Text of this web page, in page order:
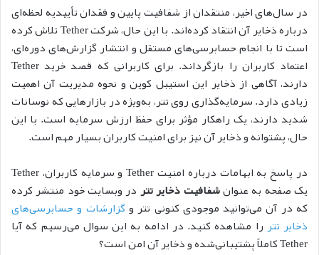
در سال‌های اخیر، منتقدان از شفافیت پایین و فقدان تأییدیه لحظه‌ای
درباره ذخایر آن انتقاد کرده‌اند. با این حال، شرکت Tether تلاش کرده
است تا با انجام حسابرسی‌های مستقل و انتشار گزارش‌های دوره‌ای،
اعتماد کاربران را بازگرداند. برای کاربرانی که قصد خرید Tether
دارند، آگاهی از ذخایر این استیبل کوین و نحوه مدیریت آن اهمیت
زیادی دارد. سرمایه‌گذاری روی تتر، به‌ویژه در بازارهایی که نوسانات
شدید دارند، یک راهکار مؤثر برای حفظ ارزش سرمایه است. با این
حال، پشتوانه و ذخایر آن نیز برای امنیت کاربران بسیار مهم است.
در پاسخ به ابهامات درباره امنیت Tether و سرمایه کاربران، Tether
یک صفحه به عنوانشفافیت ذخایر تتر در وبسایت خود منتشر کرده
که در آن می‌توانید موجودی کنونی تتر و گزارشات و حسابرسی‌های
ذخایر تتر را مشاهده کنید. در ادامه به این سوال می‌رسیم که آیا
Tether کاملاً پشتیبانی‌شده و ذخایر آن امن است؟